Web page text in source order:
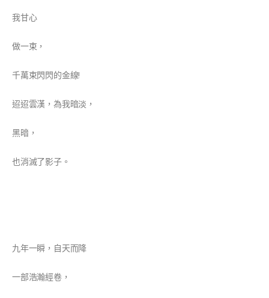
我甘心
做一束，
千萬束閃閃的金線!
迢迢雲漢，為我暗淡，
黑暗，
也消滅了影子。
九年一瞬，自天而降
一部浩瀚經卷，